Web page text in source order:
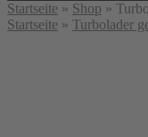
Startseite » Shop »
Startseite » Turbolader